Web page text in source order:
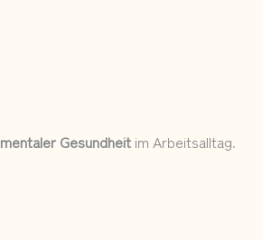
mentaler Gesundheit im Arbeitsalltag.